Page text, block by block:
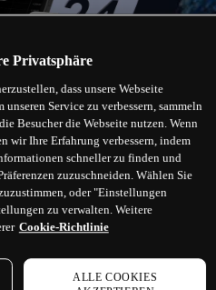
Trading?
Sie sowohl auf steigende
fallende Kurse (Short-
ermöglicht es Ihnen, sich
zu
Privatsphäre
dass unsere Webseite
Service zu verbessern, sammeln
Besucher die Webseite nutzen. Wenn
wir Ihre Erfahrung verbessern, indem
schneller zu finden und
zuzuschneiden. Wählen Sie
oder "Einstellungen
zu verwalten. Weitere
Cookie-Richtlinie
ALLE COOKIES